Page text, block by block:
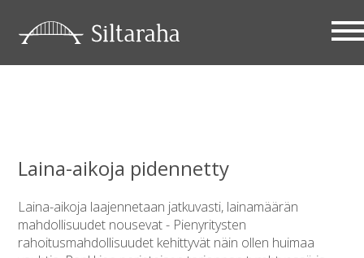
Laina-aikoja pidennetty
Laina-aikoja laajennetaan jatkuvasti, lainamäärän
mahdollisuudet nousevat - Pienyritysten
rahoitusmahdollisuudet kehittyvät näin ollen huimaa